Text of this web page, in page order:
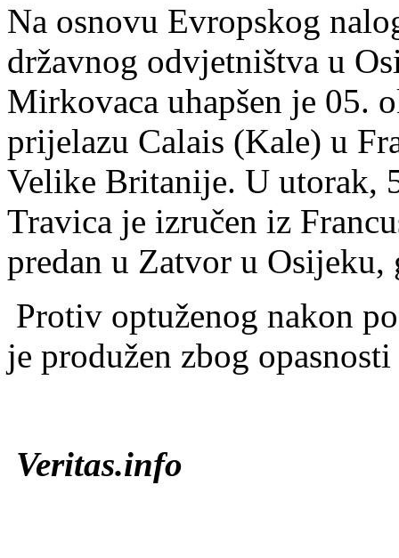
Na osnovu Evropskog
državnog odvjetništva u
Mirkovaca uhapšen je 05.
prijelazu Calais (Kale) u
Velike Britanije. U utorak,
Travica je izručen iz
predan u Zatvor u Osijeku,
Protiv optuženog nakon
je produžen zbog
Veritas.info